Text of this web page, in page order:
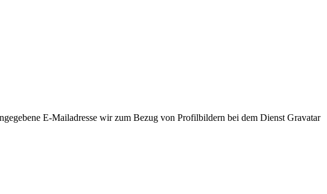
E-Mailadresse wir zum Bezug von Profilbildern bei dem Dienst Gravatar